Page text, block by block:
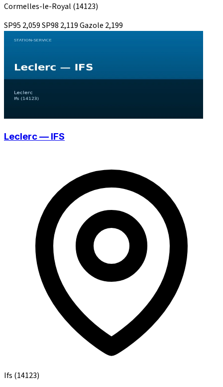
Cormelles-le-Royal (14123)
SP95 2,059SP98 2,119Gazole 2,199
Leclerc — IFS
Ifs (14123)